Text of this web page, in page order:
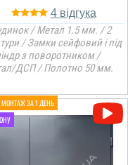
4
/ Метал 1.5 мм. / 2
/ Замки сейфовий і під
з поворотником /
ДСП / Полотно 50 мм.